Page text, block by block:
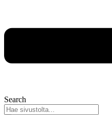
Search